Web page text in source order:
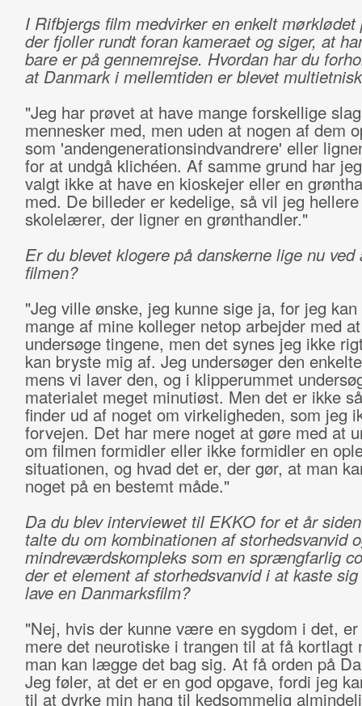
I Rifbjergs film medvirker en enkelt mørklødet
der fjoller rundt foran kameraet og siger, at
bare er på gennemrejse. Hvordan har du
at Danmark i mellemtiden er blevet
"Jeg har prøvet at have mange forskellige
mennesker med, men uden at nogen af dem
som 'andengenerationsindvandrere' eller
for at undgå klichéen. Af samme grund har
valgt ikke at have en kioskejer eller en
med. De billeder er kedelige, så vil jeg
skolelærer, der ligner en grønthandler."
Er du blevet klogere på danskerne lige nu ved
filmen?
"Jeg ville ønske, jeg kunne sige ja, for jeg
mange af mine kolleger netop arbejder med at
undersøge tingene, men det synes jeg ikke
kan bryste mig af. Jeg undersøger den
mens vi laver den, og i klipperummet
materialet meget minutiøst. Men det er ikke
finder ud af noget om virkeligheden, som jeg
forvejen. Det har mere noget at gøre med at
om filmen formidler eller ikke formidler en
situationen, og hvad det er, der gør, at man
noget på en bestemt måde."
Da du blev interviewet til EKKO for et år
talte du om kombinationen af storhedsvanvid
mindreværdskompleks som en sprængfarlig
der et element af storhedsvanvid i at kaste
lave en Danmarksfilm?
"Nej, hvis der kunne være en sygdom i det,
mere det neurotiske i trangen til at få kortlagt
man kan lægge det bag sig. At få orden på
Jeg føler, at det er en god opgave, fordi jeg
til at dyrke min hang til kedsommelig